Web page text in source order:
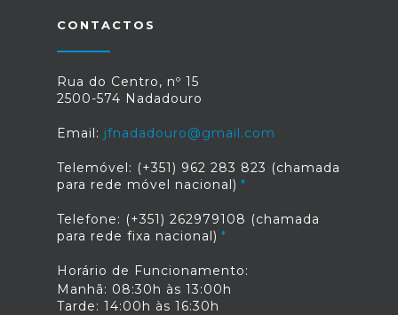
CONTACTOS
Rua do Centro, nº 15
2500-574 Nadadouro
Email: jfnadadouro@gmail.com
Telemóvel: (+351) 962 283 823 (chamada
para rede móvel nacional)
Telefone: (+351) 262979108 (chamada
para rede fixa nacional)
Horário de Funcionamento:
Manhã: 08:30h às 13:00h
Tarde: 14:00h às 16:30h